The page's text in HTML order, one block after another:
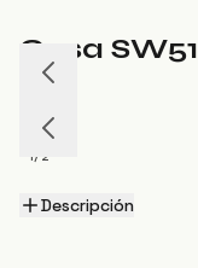
Casa SW51
1/ 2
Descripción